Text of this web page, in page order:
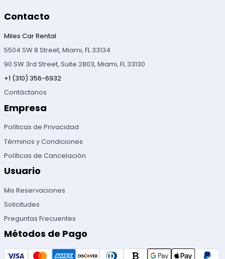
Contacto
Miles Car Rental
5504 SW 8 Street, Miami, FL 33134
90 SW 3rd Street, Suite 2803, Miami, FL 33130
+1 (310) 356-6932
Contáctanos
Empresa
Políticas de Privacidad
Términos y Condiciones
Políticas de Cancelación
Usuario
Mis Reservaciones
Solicitudes
Preguntas Frecuentes
Métodos de Pago